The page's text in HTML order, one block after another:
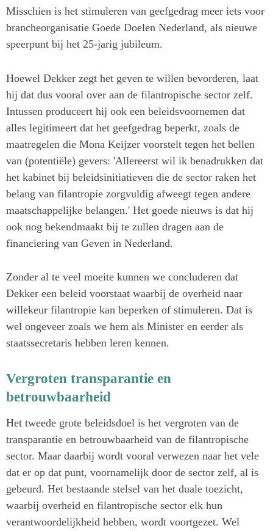
Misschien is het stimuleren van geefgedrag meer iets voor
brancheorganisatie Goede Doelen Nederland, als nieuwe
speerpunt bij het 25-jarig jubileum.
Hoewel Dekker zegt het geven te willen bevorderen, laat
hij dat dus vooral over aan de filantropische sector zelf.
Intussen produceert hij ook een beleidsvoornemen dat
alles legitimeert dat het geefgedrag beperkt, zoals de
maatregelen die Mona Keijzer voorstelt tegen het bellen
van (potentiële) gevers: 'Allereerst wil ik benadrukken dat
het kabinet bij beleidsinitiatieven die de sector raken het
belang van filantropie zorgvuldig afweegt tegen andere
maatschappelijke belangen.' Het goede nieuws is dat hij
ook nog bekendmaakt bij te zullen dragen aan de
financiering van Geven in Nederland.
Zonder al te veel moeite kunnen we concluderen dat
Dekker een beleid voorstaat waarbij de overheid naar
willekeur filantropie kan beperken of stimuleren. Dat is
wel ongeveer zoals we hem als Minister en eerder als
staatssecretaris hebben leren kennen.
Vergroten transparantie en
betrouwbaarheid
Het tweede grote beleidsdoel is het vergroten van de
transparantie en betrouwbaarheid van de filantropische
sector. Maar daarbij wordt vooral verwezen naar het vele
dat er op dat punt, voornamelijk door de sector zelf, al is
gebeurd. Het bestaande stelsel van het duale toezicht,
waarbij overheid en filantropische sector elk hun
verantwoordelijkheid hebben, wordt voortgezet. Wel